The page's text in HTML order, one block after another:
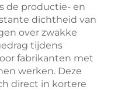
de productie- en
dichtheid van
over zwakke
tijdens
fabrikanten met
werken. Deze
direct in kortere